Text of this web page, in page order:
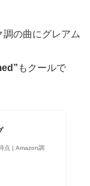
の曲にグレアム
もクールで
点 | Amazon調